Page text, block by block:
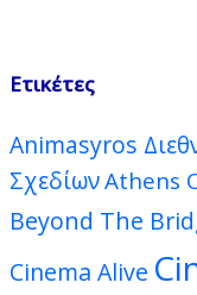
Ετικέτες
Animasyros
ΣχεδίωνAthens
Beyond The
Cinema Alive